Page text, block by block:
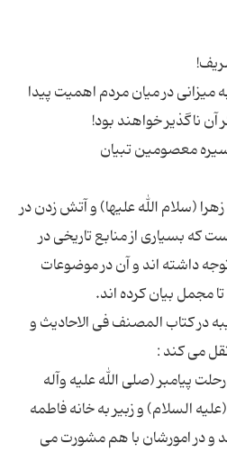
میزانی در میان مردم اهمیت پیدا
(سلام الله علیها) و آتش زدن در
که بسیاری از منابع تاریخی در
داشته اند و آن در موضوعات
در کتاب المصنف فی الاحادیث و
پیامبر (صلی الله علیه وآله
السلام) و زبیر به خانه فاطمه
و در امورشان با هم مشورت می